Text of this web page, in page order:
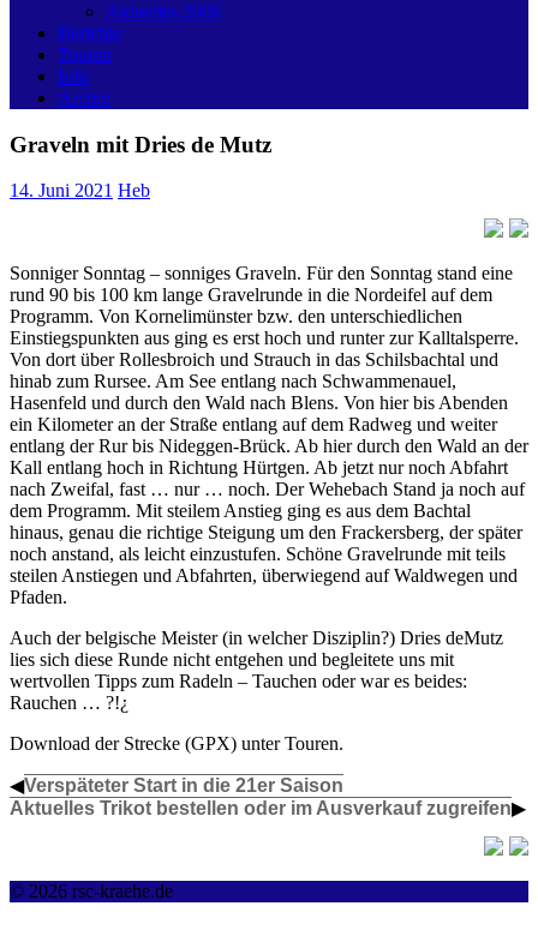
Aktuelles 2008
Berichte
Touren
Info
Archiv
Graveln mit Dries de Mutz
14. Juni 2021 Heb
Sonniger Sonntag – sonniges Graveln. Für den Sonntag stand eine
rund 90 bis 100 km lange Gravelrunde in die Nordeifel auf dem
Programm. Von Kornelimünster bzw. den unterschiedlichen
Einstiegspunkten aus ging es erst hoch und runter zur Kalltalsperre.
Von dort über Rollesbroich und Strauch in das Schilsbachtal und
hinab zum Rursee. Am See entlang nach Schwammenauel,
Hasenfeld und durch den Wald nach Blens. Von hier bis Abenden
ein Kilometer an der Straße entlang auf dem Radweg und weiter
entlang der Rur bis Nideggen-Brück. Ab hier durch den Wald an der
Kall entlang hoch in Richtung Hürtgen. Ab jetzt nur noch Abfahrt
nach Zweifal, fast … nur … noch. Der Wehebach Stand ja noch auf
dem Programm. Mit steilem Anstieg ging es aus dem Bachtal
hinaus, genau die richtige Steigung um den Frackersberg, der später
noch anstand, als leicht einzustufen. Schöne Gravelrunde mit teils
steilen Anstiegen und Abfahrten, überwiegend auf Waldwegen und
Pfaden.
Auch der belgische Meister (in welcher Disziplin?) Dries deMutz
lies sich diese Runde nicht entgehen und begleitete uns mit
wertvollen Tipps zum Radeln – Tauchen oder war es beides:
Rauchen … ?!¿
Download der Strecke (GPX) unter Touren.
◀Verspäteter Start in die 21er Saison
Aktuelles Trikot bestellen oder im Ausverkauf zugreifen▶
© 2026 rsc-kraehe.de